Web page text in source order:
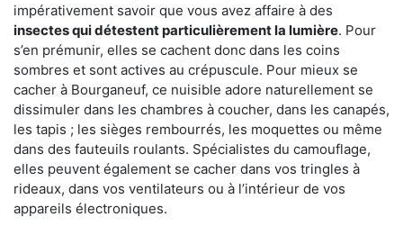
impérativement savoir que vous avez affaire à des
insectes qui détestent particulièrement la lumière. Pour
s’en prémunir, elles se cachent donc dans les coins
sombres et sont actives au crépuscule. Pour mieux se
cacher à Bourganeuf, ce nuisible adore naturellement se
dissimuler dans les chambres à coucher, dans les canapés,
les tapis ; les sièges rembourrés, les moquettes ou même
dans des fauteuils roulants. Spécialistes du camouflage,
elles peuvent également se cacher dans vos tringles à
rideaux, dans vos ventilateurs ou à l’intérieur de vos
appareils électroniques.